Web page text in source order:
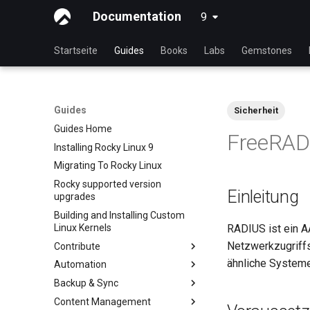
Documentation 9 latest
Startseite Guides Books Labs Gemstones
Guides
Guides Home
Installing Rocky Linux 9
Migrating To Rocky Linux
Rocky supported version
upgrades
Building and Installing Custom
Linux Kernels
Contribute
Index
Beginner Contributors Guide
Create a New Document in
Automation
anacron - Kommandos
Automatisierung
Backup & Sync
dump and restore command
Content Management
Sicherheit
Einleitung
RADIUS ist ein
ähnliche